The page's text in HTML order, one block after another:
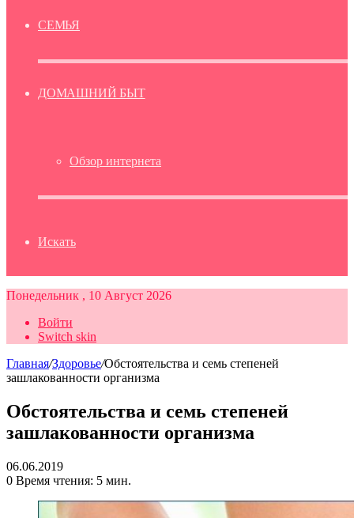
СЕМЬЯ
ДОМАШНИЙ БЫТ
Обзор интернета
Искать
Понедельник , 10 Август 2026
Войти
Switch skin
Главная/Здоровье/Обстоятельства и семь степеней
зашлакованности организма
Обстоятельства и семь степеней
зашлакованности организма
06.06.2019
0 Время чтения: 5 мин.